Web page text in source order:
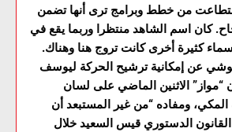
من خطط وبرامج ترى أنها تضمن
كان اسم الشاهد منتظرا وربما يقع في
كثيرة أخرى كانت تروج هنا وهناك.
عن إمكانية ترشيح الحركة ليوسف
“مواز” الاثنين الماضي على لسان
المكي، ومفاده “من غير المستبعد أن
الدستوري قيس السعيد خلال